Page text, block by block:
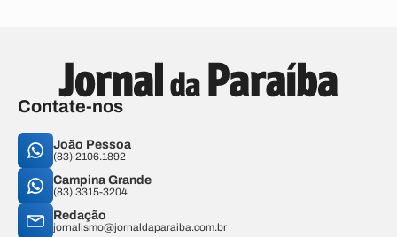
Contate-nos
João Pessoa
(83) 2106.1892
Campina Grande
(83) 3315-3204
Redação
jornalismo@jornaldaparaiba.com.br